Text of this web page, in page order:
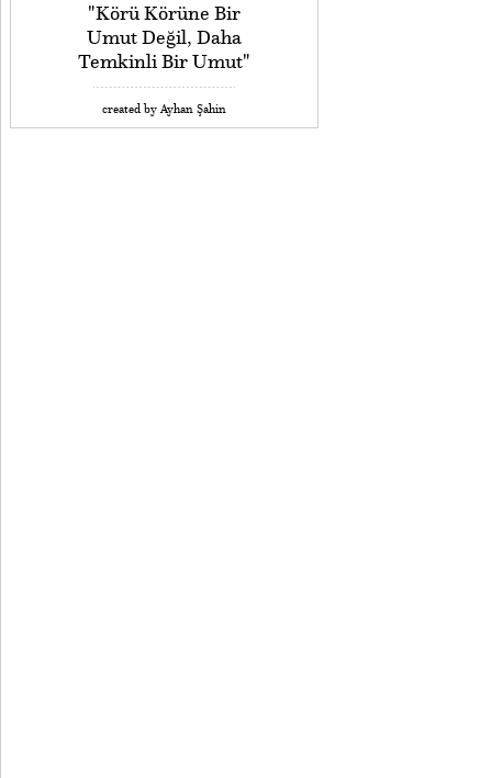
"Körü Körüne Bir
Umut Değil, Daha
Temkinli Bir Umut"
created by Ayhan Şahin